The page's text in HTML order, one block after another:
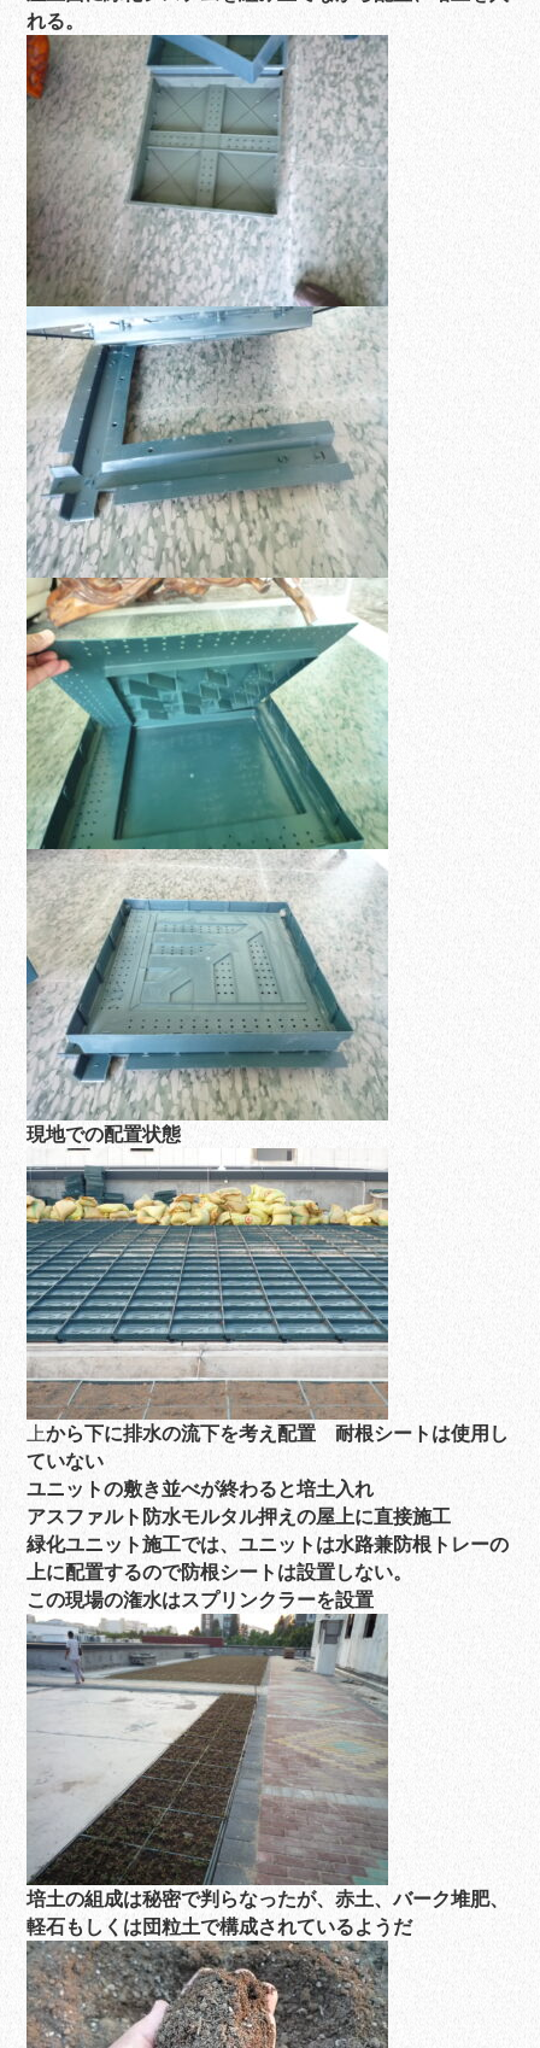
れる。
現地での配置状態
上から下に排水の流下を考え配置 耐根シートは使用し
ていない
ユニットの敷き並べが終わると培土入れ
アスファルト防水モルタル押えの屋上に直接施工
緑化ユニット施工では、ユニットは水路兼防根トレーの
上に配置するので防根シートは設置しない。
この現場の潅水はスプリンクラーを設置
培土の組成は秘密で判らなったが、赤土、バーク堆肥、
軽石もしくは団粒土で構成されているようだ